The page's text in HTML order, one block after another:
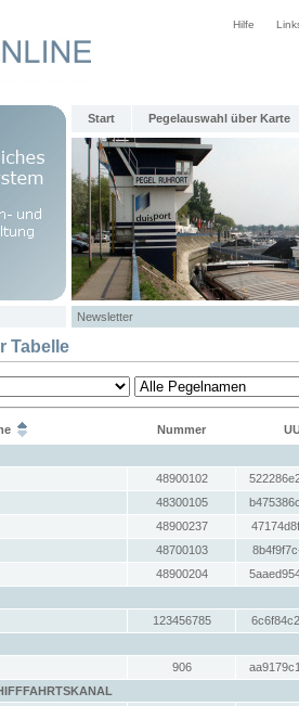
Hilfe
Start Pegelauswahl über Karte
Newsletter
Tabelle
Nummer
48900102
48300105
48900237
48700103
48900204
123456785
906